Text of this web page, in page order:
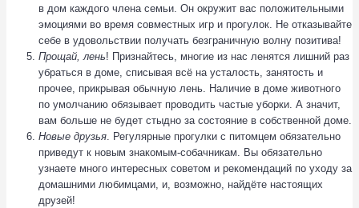
в дом каждого члена семьи. Он окружит вас положительными
эмоциями во время совместных игр и прогулок. Не отказывайте
себе в удовольствии получать безграничную волну позитива!
Прощай, лень! Признайтесь, многие из нас ленятся лишний раз
убраться в доме, списывая всё на усталость, занятость и
прочее, прикрывая обычную лень. Наличие в доме животного
по умолчанию обязывает проводить частые уборки. А значит,
вам больше не будет стыдно за состояние в собственной доме.
Новые друзья. Регулярные прогулки с питомцем обязательно
приведут к новым знакомым-собачникам. Вы обязательно
узнаете много интересных советом и рекомендаций по уходу за
домашними любимцами, и, возможно, найдёте настоящих
друзей!